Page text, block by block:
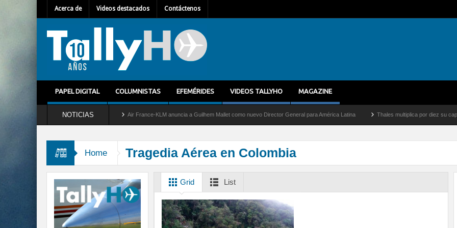
Acerca de Videos destacados Contáctenos
PAPEL DIGITAL COLUMNISTAS EFEMÉRIDES VIDEOS TALLYHO MAGAZINE
NOTICIAS
del servicio al C-2 Greyhound Air France-KLM anuncia a Guilhem Mallet como nuevo Director General para América Latina Thales multiplica por diez su capacidad
Home Tragedia Aérea en Colombia
Grid List